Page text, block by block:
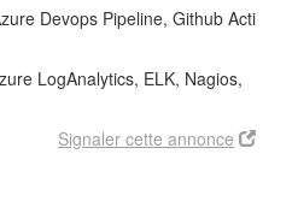
Devops Pipeline, Github Acti
LogAnalytics, ELK, Nagios,
Signaler cette annonce